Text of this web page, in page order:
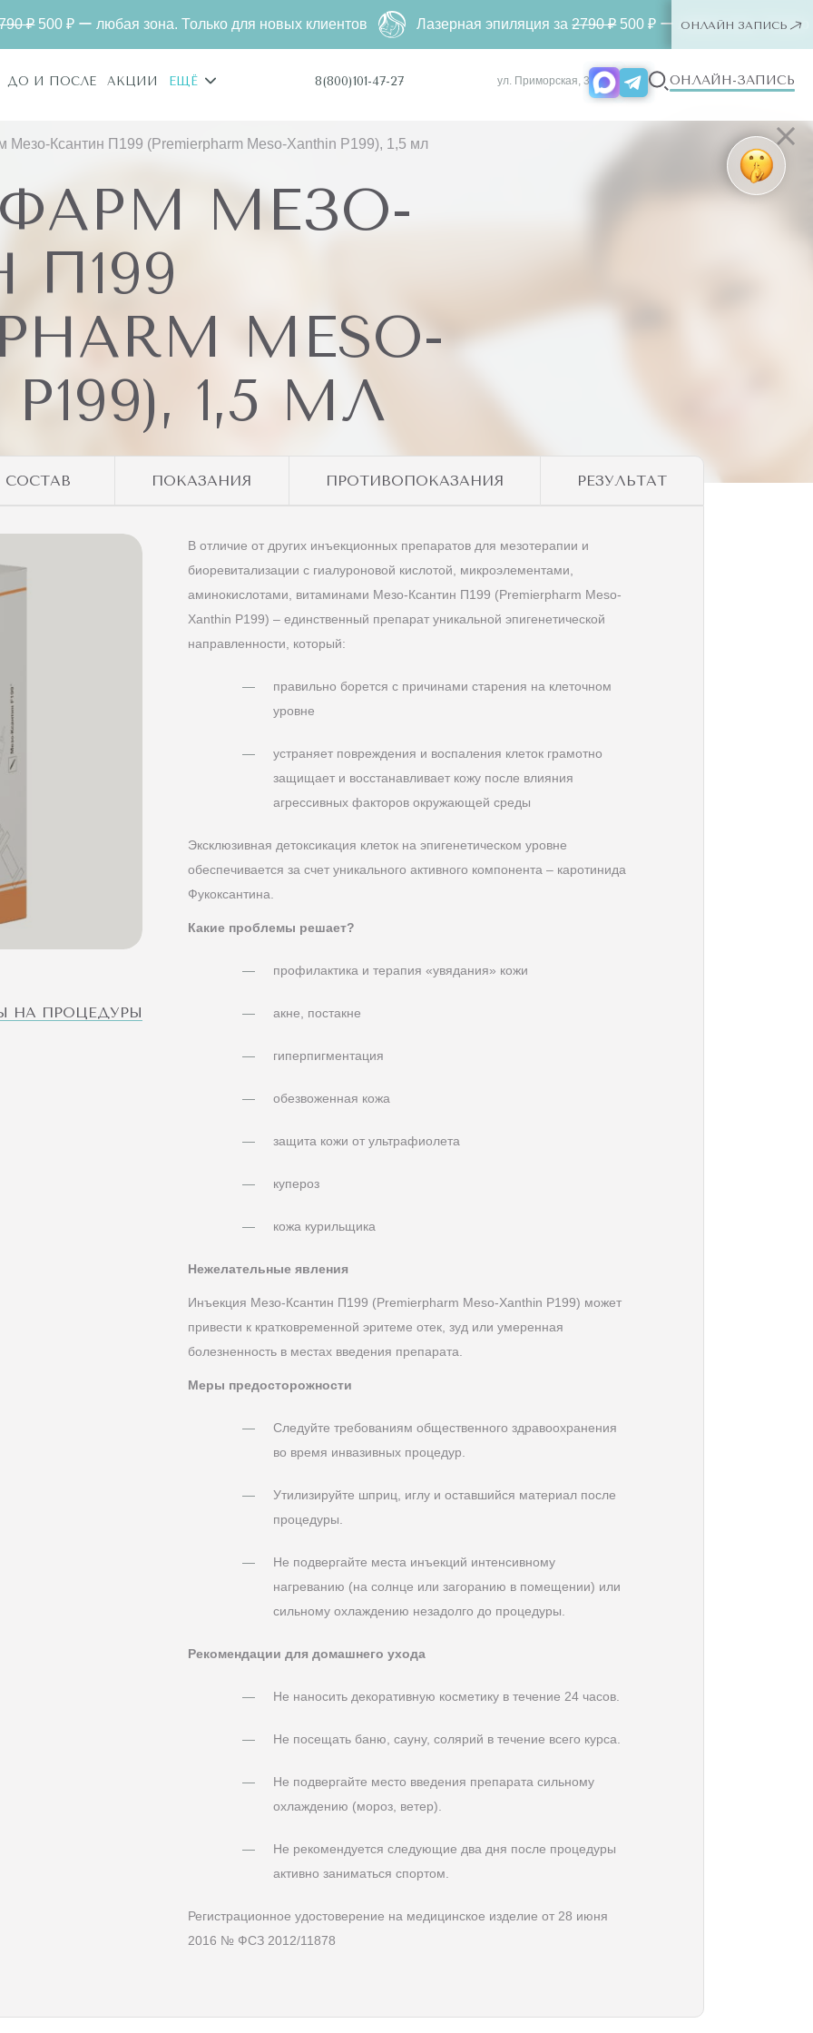
ДО И ПОСЛЕ АКЦИИ ЕЩЁ 8(800)101-47-27 ул. Приморская, 3 ОНЛАЙН-ЗАПИСЬ
Ксантин П199 (Premierpharm Meso-Xanthin Р199), 1,5 мл
МЕЗО-
MESO-
1,5 МЛ
СОСТАВ ПОКАЗАНИЯ ПРОТИВОПОКАЗАНИЯ РЕЗУЛЬТАТ
НА ПРОЦЕДУРЫ
В отличие от других инъекционных препаратов для мезотерапии и
биоревитализации с гиалуроновой кислотой, микроэлементами,
аминокислотами, витаминами Мезо-Ксантин П199 (Premierpharm Meso-
Xanthin Р199) – единственный препарат уникальной эпигенетической
направленности, который:
правильно борется с причинами старения на клеточном
уровне
устраняет повреждения и воспаления клеток грамотно
защищает и восстанавливает кожу после влияния
агрессивных факторов окружающей среды
Эксклюзивная детоксикация клеток на эпигенетическом уровне
обеспечивается за счет уникального активного компонента – каротинида
Фукоксантина.
Какие проблемы решает?
профилактика и терапия «увядания» кожи
акне, постакне
гиперпигментация
обезвоженная кожа
защита кожи от ультрафиолета
купероз
кожа курильщика
Нежелательные явления
Инъекция Мезо-Ксантин П199 (Premierpharm Meso-Xanthin Р199) может
привести к кратковременной эритеме отек, зуд или умеренная
болезненность в местах введения препарата.
Меры предосторожности
Следуйте требованиям общественного здравоохранения
во время инвазивных процедур.
Утилизируйте шприц, иглу и оставшийся материал после
процедуры.
Не подвергайте места инъекций интенсивному
нагреванию (на солнце или загоранию в помещении) или
сильному охлаждению незадолго до процедуры.
Рекомендации для домашнего ухода
Не наносить декоративную косметику в течение 24 часов.
Не посещать баню, сауну, солярий в течение всего курса.
Не подвергайте место введения препарата сильному
охлаждению (мороз, ветер).
Не рекомендуется следующие два дня после процедуры
активно заниматься спортом.
Регистрационное удостоверение на медицинское изделие от 28 июня
2016 № ФСЗ 2012/11878
любая зона. Только для новых клиентов Лазерная эпиляция за2790 ₽500 ₽ ー любая зона. Только для новых
ОНЛАЙН ЗАПИСЬ